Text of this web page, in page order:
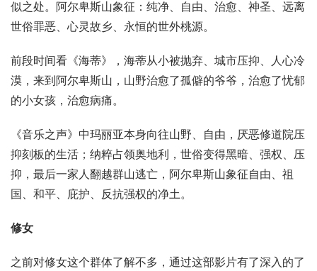
似之处。阿尔卑斯山象征：纯净、自由、治愈、神圣、远离
世俗罪恶、心灵故乡、永恒的世外桃源。
前段时间看《海蒂》，海蒂从小被抛弃、城市压抑、人心冷
漠，来到阿尔卑斯山，山野治愈了孤僻的爷爷，治愈了忧郁
的小女孩，治愈病痛。
《音乐之声》中玛丽亚本身向往山野、自由，厌恶修道院压
抑刻板的生活；纳粹占领奥地利，世俗变得黑暗、强权、压
抑，最后一家人翻越群山逃亡，阿尔卑斯山象征自由、祖
国、和平、庇护、反抗强权的净土。
修女
之前对修女这个群体了解不多，通过这部影片有了深入的了